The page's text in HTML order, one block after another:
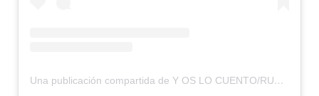
Una publicación compartida de Y OS LO CUENTO/RUMBOS OLVIDADOS (@yoslocuento)